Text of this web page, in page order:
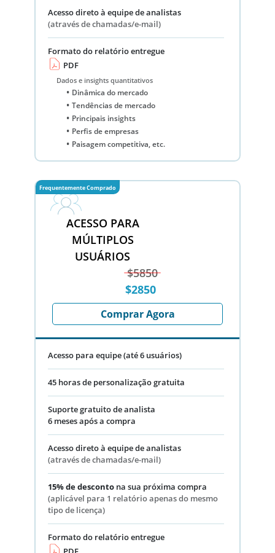
Acesso direto à equipe de analistas
(através de chamadas/e-mail)
Formato do relatório entregue
PDF
Dados e insights quantitativos
Dinâmica do mercado
Tendências de mercado
Principais insights
Perfis de empresas
Paisagem competitiva, etc.
Frequentemente Comprado
ACESSO PARA
MÚLTIPLOS
USUÁRIOS
$5850
$2850
Comprar Agora
Acesso para equipe (até 6 usuários)
45 horas de personalização gratuita
Suporte gratuito de analista
6 meses após a compra
Acesso direto à equipe de analistas
(através de chamadas/e-mail)
15% de desconto na sua próxima compra
(aplicável para 1 relatório apenas do mesmo
tipo de licença)
Formato do relatório entregue